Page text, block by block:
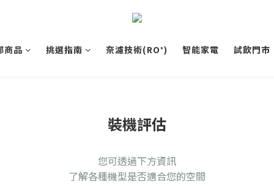
商品 挑選指南 奈濾技術(RO⁺) 智能家電 試飲門市
裝機評估
您可透過下方資訊
了解各種機型是否適合您的空間